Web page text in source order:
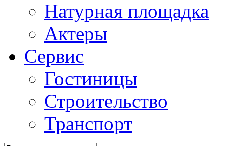
Натурная площадка
Актеры
Сервис
Гостиницы
Строительство
Транспорт